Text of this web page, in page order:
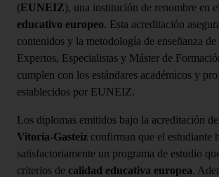
(EUNEIZ), una institución de renombre en el
educativo europeo. Esta acreditación
contenidos y la metodología de enseñanza de
Expertos, Especialistas y Máster de
cumplen con los estándares académicos y
establecidos por EUNEIZ.
Los diplomas emitidos bajo la acreditación
Vitoria-Gasteiz confirman que el estudiante
satisfactoriamente un programa de estudio
criterios de calidad educativa europea.